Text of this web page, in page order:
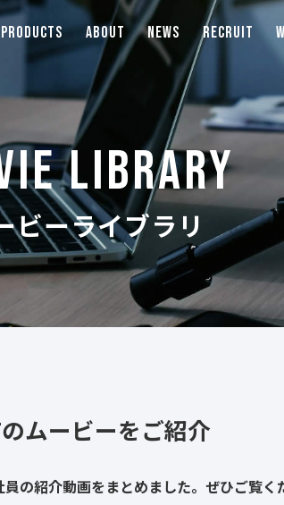
PRODUCTS ABOUT NEWS RECRUIT
LIBRARY
ビーライブラリ
ムービーをご紹介
の紹介動画をまとめました。ぜひご覧く